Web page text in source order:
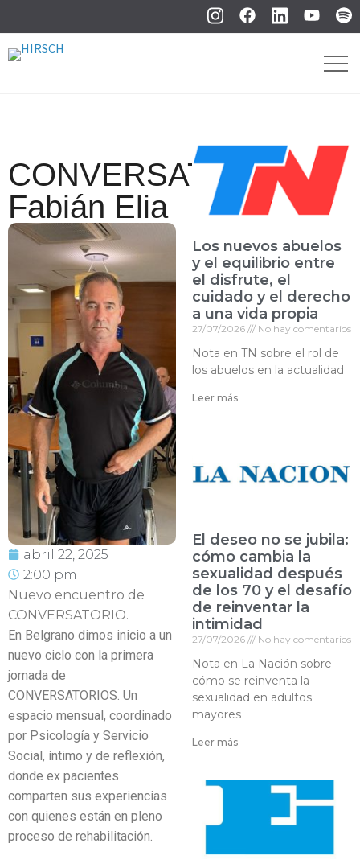
CONVERSATORIO:
Fabián Elia
abril 22, 2025
2:00 pm
Nuevo encuentro de
CONVERSATORIO.
En Belgrano dimos inicio a un
nuevo ciclo con la primera
jornada de
CONVERSATORIOS. Un
espacio mensual, coordinado
por Psicología y Servicio
Social, íntimo y de reflexión,
donde ex pacientes
comparten sus experiencias
con quienes están en pleno
proceso de rehabilitación.
Los nuevos abuelos
y el equilibrio entre
el disfrute, el
cuidado y el derecho
a una vida propia
27/07/2026 No hay comentarios
Nota en TN sobre el rol de
los abuelos en la actualidad
Leer más
El deseo no se jubila:
cómo cambia la
sexualidad después
de los 70 y el desafío
de reinventar la
intimidad
27/07/2026 No hay comentarios
Nota en La Nación sobre
cómo se reinventa la
sexualidad en adultos
mayores
Leer más